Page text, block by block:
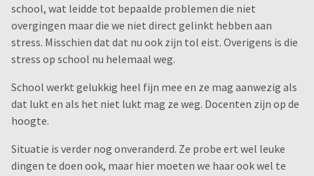
school, wat leidde tot bepaalde problemen die niet
overgingen maar die we niet direct gelinkt hebben aan
stress. Misschien dat dat nu ook zijn tol eist. Overigens is die
stress op school nu helemaal weg.
School werkt gelukkig heel fijn mee en ze mag aanwezig als
dat lukt en als het niet lukt mag ze weg. Docenten zijn op de
hoogte.
Situatie is verder nog onveranderd. Ze probe ert wel leuke
dingen te doen ook, maar hier moeten we haar ook wel te